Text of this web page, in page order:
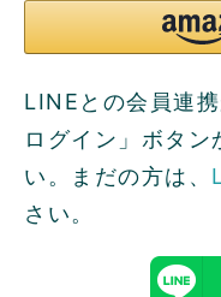
LINEとの会員連
ログイン」ボタン
い。まだの方は、
さい。